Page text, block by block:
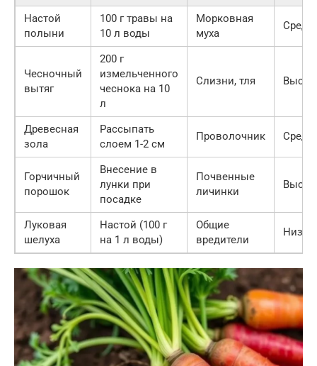
Настой
полыни
100 г травы на
10 л воды
Морковная
муха
Чесночный
вытяг
200 г
измельченного
чеснока на 10
л
Слизни, тля
Древесная
зола
Рассыпать
слоем 1-2 см
Проволочник
Горчичный
порошок
Внесение в
лунки при
посадке
Почвенные
личинки
Луковая
шелуха
Настой (100 г
на 1 л воды)
Общие
вредители